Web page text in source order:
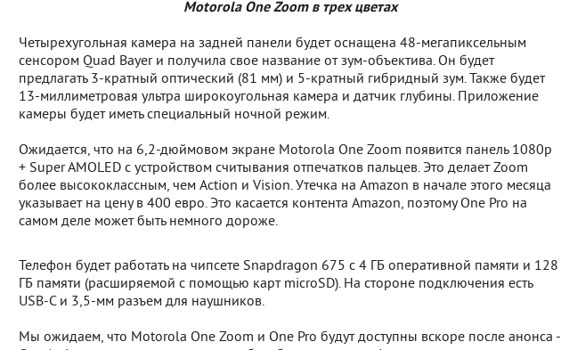
Motorola One Zoom в трех цветах
Четырехугольная камера на задней панели будет оснащена 48-мегапиксельным
сенсором Quad Bayer и получила свое название от зум-объектива. Он будет
предлагать 3-кратный оптический (81 мм) и 5-кратный гибридный зум. Также будет
13-миллиметровая ультра широкоугольная камера и датчик глубины. Приложение
камеры будет иметь специальный ночной режим.
Ожидается, что на 6,2-дюймовом экране Motorola One Zoom появится панель 1080p
+ Super AMOLED с устройством считывания отпечатков пальцев. Это делает Zoom
более высококлассным, чем Action и Vision. Утечка на Amazon в начале этого месяца
указывает на цену в 400 евро. Это касается контента Amazon, поэтому One Pro на
самом деле может быть немного дороже.
Телефон будет работать на чипсете Snapdragon 675 с 4 ГБ оперативной памяти и 128
ГБ памяти (расширяемой с помощью карт microSD). На стороне подключения есть
USB-C и 3,5-мм разъем для наушников.
Мы ожидаем, что Motorola One Zoom и One Pro будут доступны вскоре после анонса -